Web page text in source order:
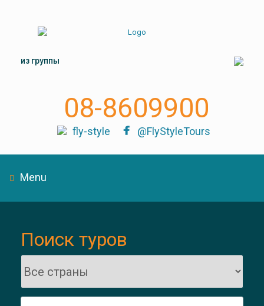
из группы
08-8609900
fly-style @FlyStyleTours
Menu
Поиск туров